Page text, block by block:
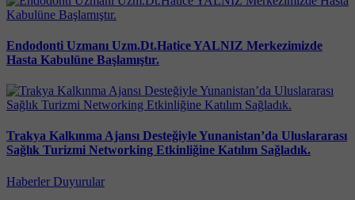
Endodonti Uzmanı Uzm.Dt.Hatice YALNIZ Merkezimizde
Hasta Kabulüne Başlamıştır.
Trakya Kalkınma Ajansı Desteğiyle Yunanistan’da Uluslararası
Sağlık Turizmi Networking Etkinliğine Katılım Sağladık.
Haberler Duyurular